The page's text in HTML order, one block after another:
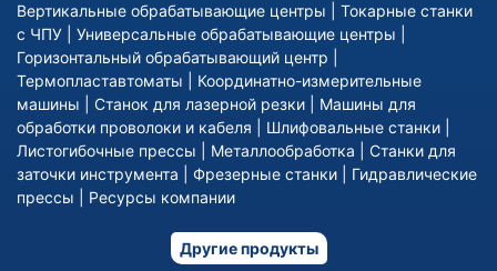
Вертикальные обрабатывающие центры
Токарные станки
с ЧПУ
Универсальные обрабатывающие центры
Горизонтальный обрабатывающий центр
Термопластавтоматы
Координатно-измерительные
машины
Станок для лазерной резки
Машины для
обработки проволоки и кабеля
Шлифовальные станки
Листогибочные прессы
Металлообработка
Станки для
заточки инструмента
Фрезерные станки
Гидравлические
прессы
Ресурсы компании
Другие продукты